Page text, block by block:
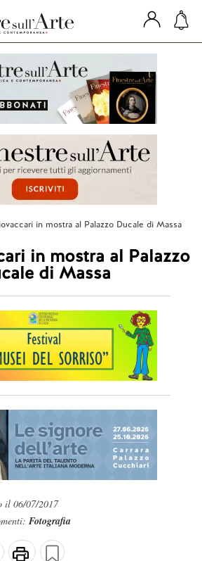
in mostra al Palazzo Ducale di Massa
in mostra al Palazzo
di Massa
il 06/07/2017
Fotografia